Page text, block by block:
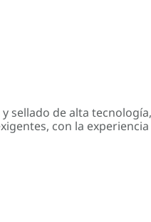
sellado de alta
con la experiencia